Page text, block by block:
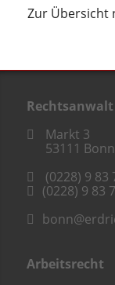
Zur Übersicht
Rechtsanwalt
Markt 3
53111 Bonn
(0228) 9 83
(0228) 9 83
Arbeitsrecht